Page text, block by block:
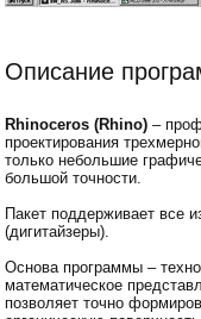
Описание
Rhinoceros (Rhino) –
проектирования
только небольшие
большой точности.
Пакет поддерживает все
(дигитайзеры).
Основа программы –
математическое
позволяет точно